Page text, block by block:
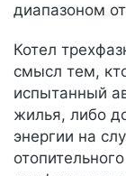
диапазоном
Котел
смысл тем,
испытанный
жилья, либо
энергии на